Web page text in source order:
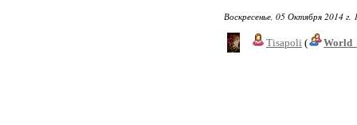
Воскресенье, 05 Октября 2014
Tisapoli (